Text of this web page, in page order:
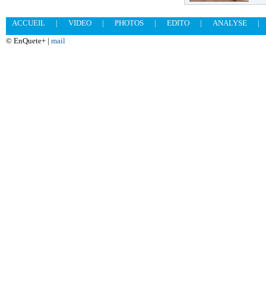
ACCUEIL | VIDEO | PHOTOS | EDITO | ANALYSE
|
© EnQuete+ | mail